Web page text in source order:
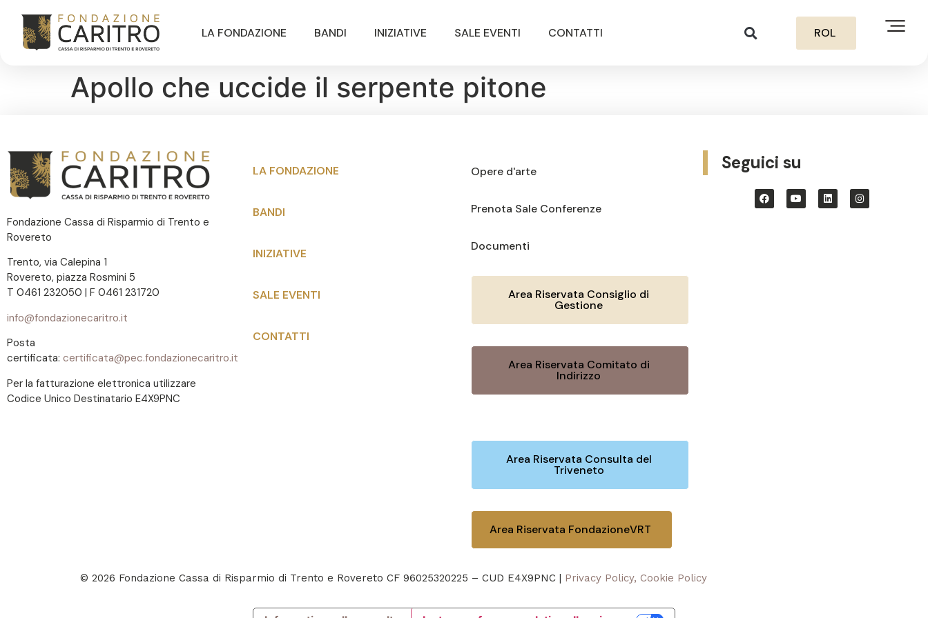
LA FONDAZIONE BANDI INIZIATIVE SALE EVENTI CONTATTI ROL
Apollo che uccide il serpente pitone
Fondazione Cassa di Risparmio di Trento e
Rovereto
Trento, via Calepina 1
Rovereto, piazza Rosmini 5
T 0461 232050 | F 0461 231720
info@fondazionecaritro.it
Posta
certificata: certificata@pec.fondazionecaritro.it
Per la fatturazione elettronica utilizzare
Codice Unico Destinatario E4X9PNC
LA FONDAZIONE
BANDI
INIZIATIVE
SALE EVENTI
CONTATTI
Opere d'arte
Prenota Sale Conferenze
Documenti
Area Riservata Consiglio di
Gestione
Area Riservata Comitato di
Indirizzo
Area Riservata Consulta del
Triveneto
Area Riservata FondazioneVRT
Seguici su
© 2026 Fondazione Cassa di Risparmio di Trento e Rovereto CF 96025320225 – CUD E4X9PNC | Privacy Policy, Cookie Policy